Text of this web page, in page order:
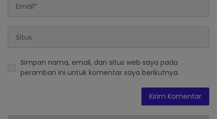
Simpan nama, email, dan situs web saya pada
peramban ini untuk komentar saya berikutnya.